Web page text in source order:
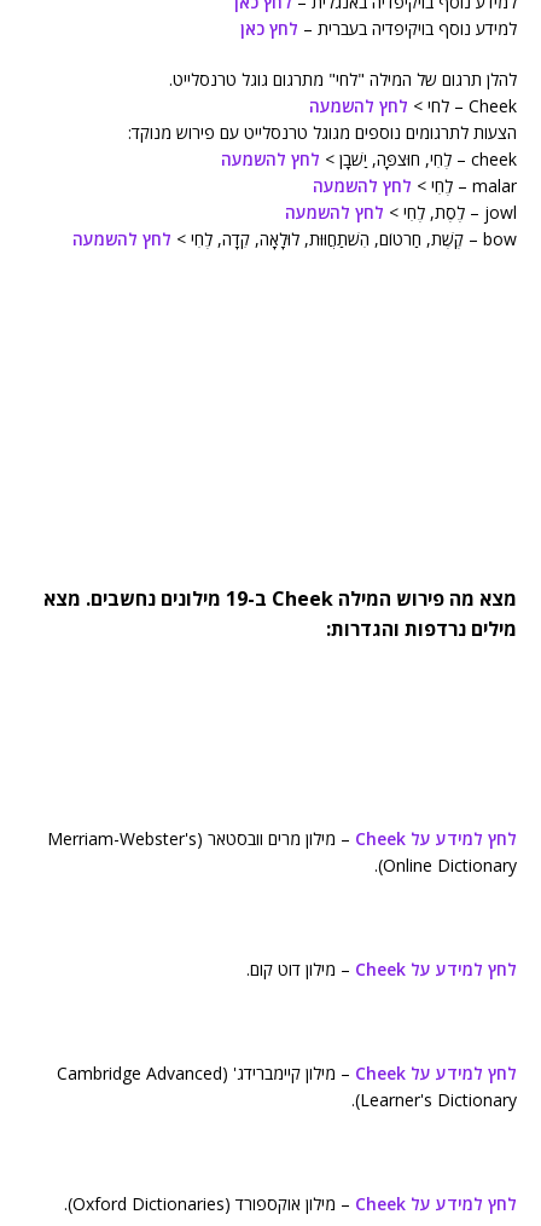
למידע נוסף בויקיפדיה בעברית – לחץ כאן
להלן תרגום של המילה "לחי" מתרגום גוגל טרנסלייט.
Cheek – לחי >
לחץ להשמעה
הצעות לתרגומים נוספים מגוגל טרנסלייט עם פירוש מנוקד:
cheek – לֶחִי, חוּצפָּה, יַשׁבָן >
לחץ להשמעה
malar – לֶחִי >
לחץ להשמעה
jowl – לֶסֶת, לֶחִי >
לחץ להשמעה
bow – קֶשֶׁת, חַרטוֹם, הִשׁתַחֲוּוּת, לוּלָאָה, קִדָה, לֶחִי >
לחץ להשמעה
מצא מה פירוש המילה Cheek ב-19 מילונים נחשבים. מצא
מילים נרדפות והגדרות:
לחץ למידע על Cheek
– מילון מרים וובסטאר (Merriam-Webster's
Online Dictionary).
לחץ למידע על Cheek – מילון דוט קום.
לחץ למידע על Cheek
– מילון קיימברידג' (Cambridge Advanced
Learner's Dictionary).
לחץ למידע על Cheek – מילון אוקספורד (Oxford Dictionaries).